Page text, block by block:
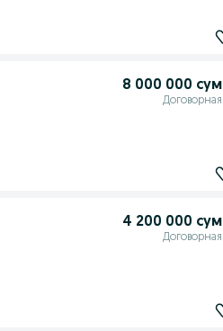
8 000 000 сум
Договорная
4 200 000 сум
Договорная